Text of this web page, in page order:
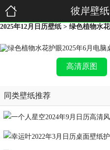
彼岸壁纸
2025年12月日历壁纸 > 绿色植物水
高清原图
同类壁纸推荐